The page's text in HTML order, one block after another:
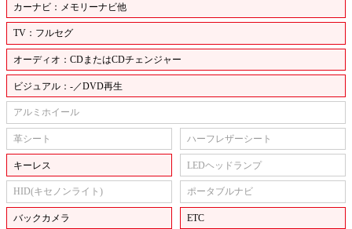
カーナビ：メモリーナビ他
TV：フルセグ
オーディオ：CDまたはCDチェンジャー
ビジュアル：-／DVD再生
アルミホイール
革シート ハーフレザーシート
キーレス LEDヘッドランプ
HID(キセノンライト) ポータブルナビ
バックカメラ ETC